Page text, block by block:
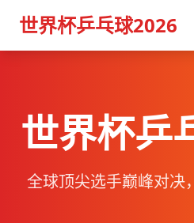
世界杯乒乓球2026
世界杯乒
全球顶尖选手巅峰对决